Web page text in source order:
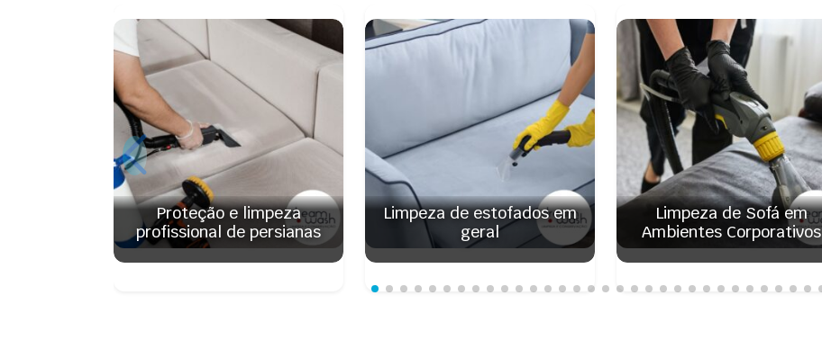
Proteção e limpeza
profissional de persianas
Limpeza de estofados em
geral
Limpeza de Sofá em
Ambientes Corporativos